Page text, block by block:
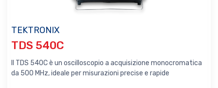
TEKTRONIX
TDS 540C
Il TDS 540C è un oscilloscopio a acquisizione monocromatica
da 500 MHz, ideale per misurazioni precise e rapide